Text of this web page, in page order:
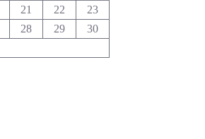
21 22
23
28 29
30